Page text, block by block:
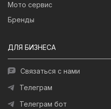
Мото сервис
Бренды
ДЛЯ БИЗНЕСА
Связаться с нами
Телеграм
Телеграм бот